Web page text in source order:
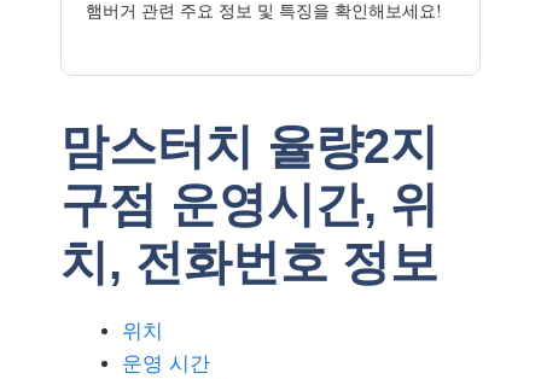
햄버거 관련 주요 정보 및 특징을 확인해보세요!
맘스터치 율량2지
구점 운영시간, 위
치, 전화번호 정보
위치
운영 시간